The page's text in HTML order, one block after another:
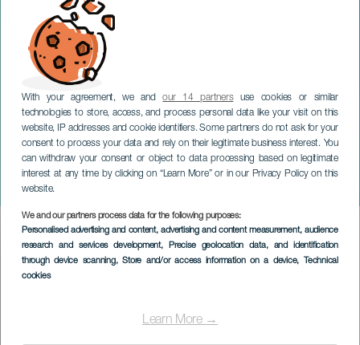
With your agreement, we andour 14 partnersuse cookies or similar
technologies to store, access, and process personal data like your visit on this
website, IP addresses and cookie identifiers. Some partners do not ask for your
consent to process your data and rely on their legitimate business interest. You
can withdraw your consent or object to data processing based on legitimate
interest at any time by clicking on “Learn More” or in our Privacy Policy on this
website.
We and our partners process data for the following purposes:
Personalised advertising and content, advertising and content measurement, audience
research and services development, Precise geolocation data, and identification
through device scanning, Store and/or access information on a device, Technical
cookies
Learn More →
Maravijazz
GRAN CANARIA
Imagen
Listado